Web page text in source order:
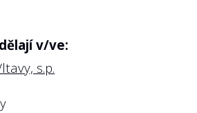
v/ve:
s.p.